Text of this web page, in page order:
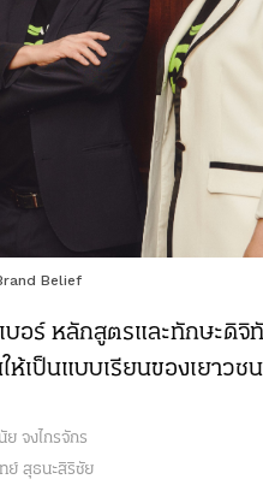
Belief
เบอร์ หลักสูตรและทักษะดิจิ
ห้เป็นแบบเรียนของเยาวชน
จงไกรจักร
ย์ สุธนะสิริชัย